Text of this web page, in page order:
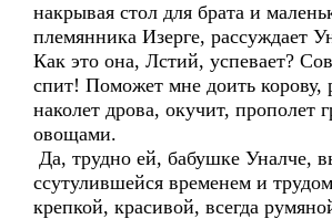
накрывая стол для брата и
племянника Изерге, рассуждает
Как это она, Лстий, успевает?
спит! Поможет мне доить корову,
наколет дрова, окучит, прополет
овощами.
Да, трудно ей, бабушке Уналче,
ссутулившейся временем и
крепкой, красивой, всегда